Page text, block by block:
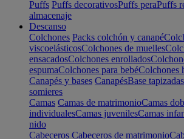
Puffs Puffs decorativosPuffs peraPuffs
almacenaje
Descanso
Colchones Packs colchón y canapé
viscoelásticosColchones de muelles
ensacadosColchones enrollados
espumaColchones para bebéColchones
Canapés y bases CanapésBase tapizadas
somieres
Camas Camas de matrimonioCamas
individualesCamas juvenilesCamas
nido
Cabeceros Cabeceros de matrimonio